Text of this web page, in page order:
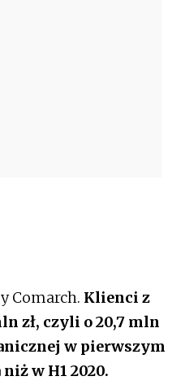
Comarch. Klienci z
zł, czyli o 20,7 mln
w pierwszym
w H1 2020.